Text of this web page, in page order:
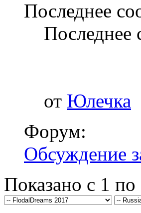
Последнее
от Юлечка
Форум:
Обсуждение
Показано с 1 по